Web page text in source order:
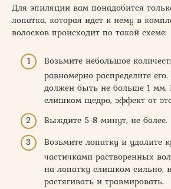
Для эпиляции вам понадобится
лопатка, которая идет к нему в
волосков происходит по такой схеме:
Возьмите небольшое
равномерно распределите
должен быть не больше 1 мм.
слишком щедро, эффект от
Выждите 5-8 минут, не более.
Возьмите лопатку и удалите
частичками растворенных
на лопатку слишком сильно,
растягивать и травмировать.